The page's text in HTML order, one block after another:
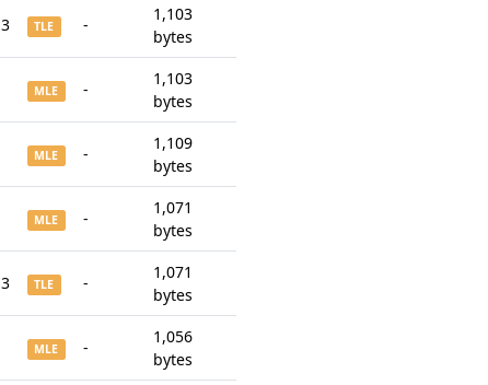
TLE -
1,103
bytes
MLE -
1,103
bytes
MLE -
1,109
bytes
MLE -
1,071
bytes
TLE -
1,071
bytes
MLE -
1,056
bytes